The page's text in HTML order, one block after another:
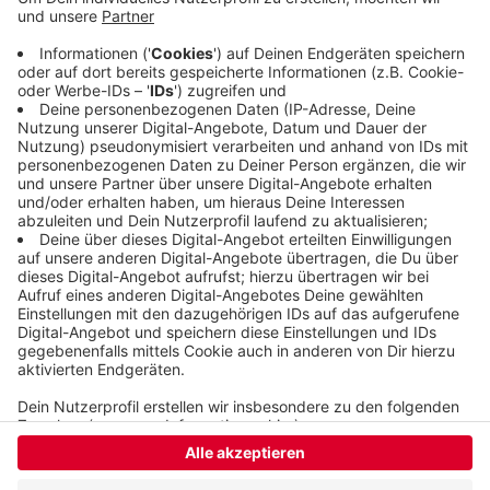
Dazu kam es nicht, aber der Junge bekam eine
vier Wochen Dauerarrest, 40 Stunden
gemeinnütziger Arbeit und dazu, ein Medien-
Kompetenz-Training zu machen.
Veröffentlicht:Freitag, 02.09.2022 13:10
Anzeige
Anzeige